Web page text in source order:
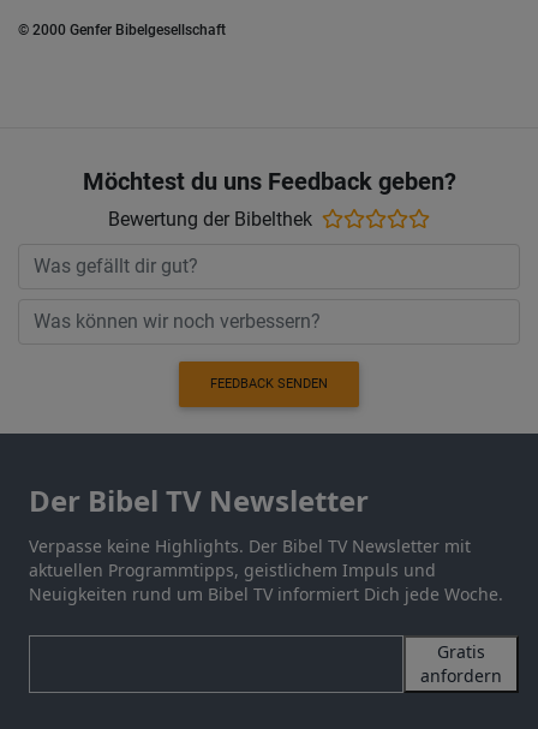
© 2000 Genfer Bibelgesellschaft
Möchtest du uns Feedback geben?
Bewertung der Bibelthek
FEEDBACK SENDEN
Der Bibel TV Newsletter
Verpasse keine Highlights. Der Bibel TV Newsletter mit
aktuellen Programmtipps, geistlichem Impuls und
Neuigkeiten rund um Bibel TV informiert Dich jede Woche.
Gratis
anfordern